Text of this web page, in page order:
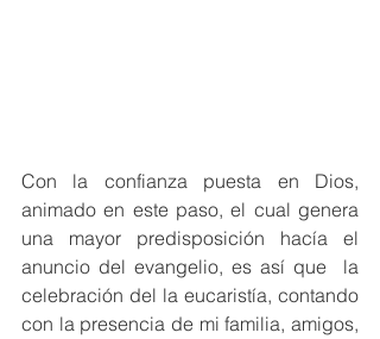
Con la confianza puesta en Dios,
animado en este paso, el cual genera
una mayor predisposición hacía el
anuncio del evangelio, es así que  la
celebración del la eucaristía, contando
con la presencia de mi familia, amigos,